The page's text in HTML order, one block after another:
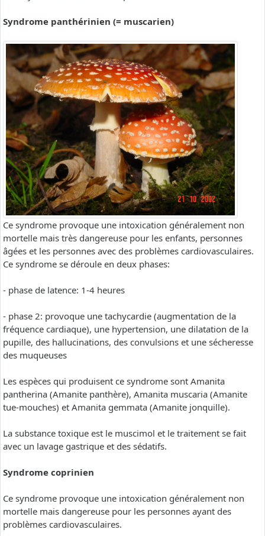
Syndrome panthérinien (= muscarien)
Ce syndrome provoque une intoxication généralement non
mortelle mais très dangereuse pour les enfants, personnes
âgées et les personnes avec des problèmes cardiovasculaires.
Ce syndrome se déroule en deux phases:
- phase de latence: 1-4 heures
- phase 2: provoque une tachycardie (augmentation de la
fréquence cardiaque), une hypertension, une dilatation de la
pupille, des hallucinations, des convulsions et une sécheresse
des muqueuses
Les espèces qui produisent ce syndrome sont Amanita
pantherina (Amanite panthère), Amanita muscaria (Amanite
tue-mouches) et Amanita gemmata (Amanite jonquille).
La substance toxique est le muscimol et le traitement se fait
avec un lavage gastrique et des sédatifs.
Syndrome coprinien
Ce syndrome provoque une intoxication généralement non
mortelle mais dangereuse pour les personnes ayant des
problèmes cardiovasculaires.